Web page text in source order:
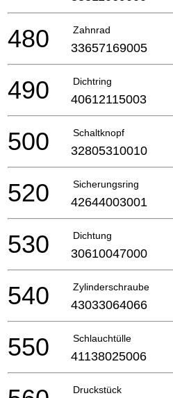
Zahnrad
480 33657169005
Dichtring
490 40612115003
Schaltknopf
500 32805310010
Sicherungsring
520 42644003001
Dichtung
530 30610047000
Zylinderschraube
540 43033064066
Schlauchtülle
550 41138025006
Druckstück